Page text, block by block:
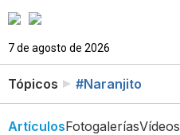
7 de agosto de 2026
Tópicos #Naranjito
ArtículosFotogaleríasVídeos